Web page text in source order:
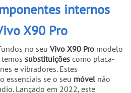
internos
X90 Pro
no seu Vivo X90 Pro modelo
substituições como placa-
e vibradores. Estes
essenciais se o seu móvel não
Lançado em 2022, este